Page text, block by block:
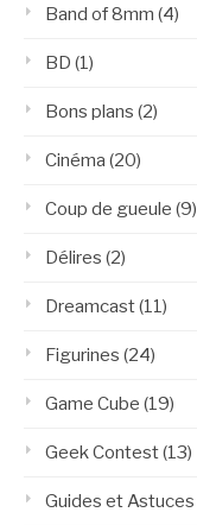
Band of 8mm (4)
BD (1)
Bons plans (2)
Cinéma (20)
Coup de gueule (9)
Délires (2)
Dreamcast(11)
Figurines (24)
Game Cube (19)
Geek Contest(13)
Guides et Astuces